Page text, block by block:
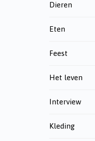
Dieren
Eten
Feest
Het leven
Interview
Kleding